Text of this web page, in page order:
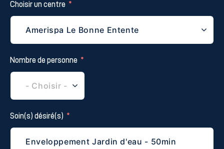
Choisir un centre
Nombre de personne
Soin(s) désiré(s)